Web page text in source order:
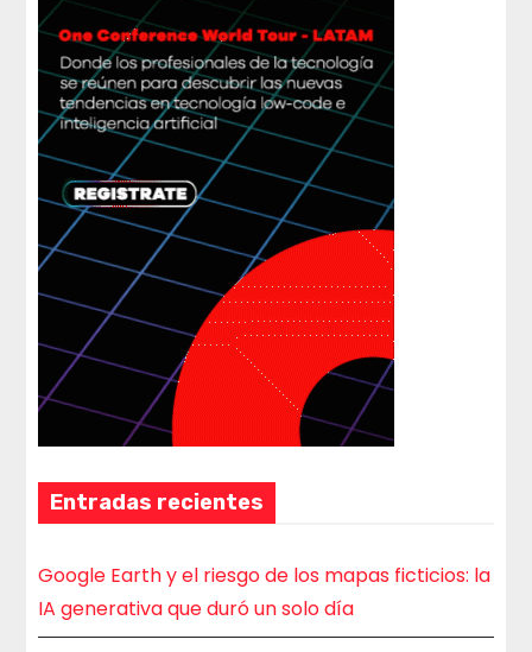
Entradas recientes
Google Earth y el riesgo de los mapas ficticios: la
IA generativa que duró un solo día